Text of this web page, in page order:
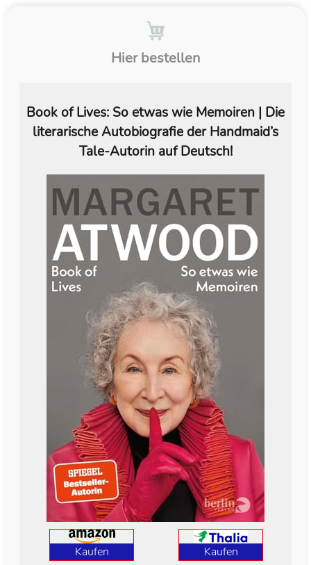
Hier bestellen
Book of Lives: So etwas wie Memoiren | Die
literarische Autobiografie der Handmaid’s
Tale-Autorin auf Deutsch!
Kaufen Kaufen